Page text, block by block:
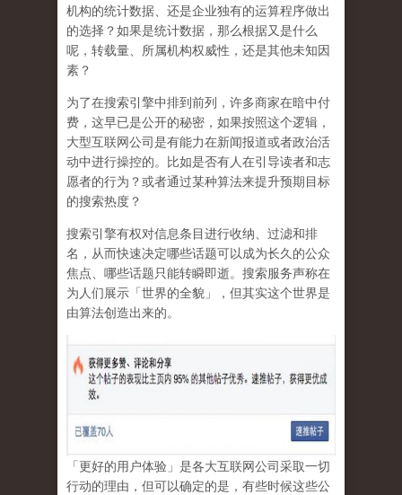
机构的统计数据、还是企业独有的运算程序做出
的选择？如果是统计数据，那么根据又是什么
呢，转载量、所属机构权威性，还是其他未知因
素？
为了在搜索引擎中排到前列，许多商家在暗中付
费，这早已是公开的秘密，如果按照这个逻辑，
大型互联网公司是有能力在新闻报道或者政治活
动中进行操控的。比如是否有人在引导读者和志
愿者的行为？或者通过某种算法来提升预期目标
的搜索热度？
搜索引擎有权对信息条目进行收纳、过滤和排
名，从而快速决定哪些话题可以成为长久的公众
焦点、哪些话题只能转瞬即逝。搜索服务声称在
为人们展示「世界的全貌」，但其实这个世界是
由算法创造出来的。
「更好的用户体验」是各大互联网公司采取一切
行动的理由，但可以确定的是，有些时候这些公